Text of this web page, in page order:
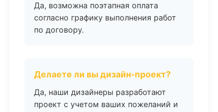
Да, возможна поэтапная оплата
согласно графику выполнения работ
по договору.
Делаете ли вы дизайн-проект?
Да, наши дизайнеры разработают
проект с учетом ваших пожеланий и